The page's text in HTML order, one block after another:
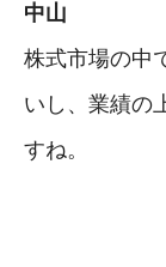
中山
株式市場の中
いし、業績の
すね。